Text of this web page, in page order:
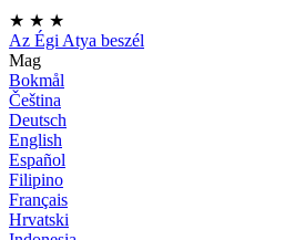
★ ★ ★
Az Égi Atya beszél
Mag
Bokmål
Čeština
Deutsch
English
Español
Filipino
Français
Hrvatski